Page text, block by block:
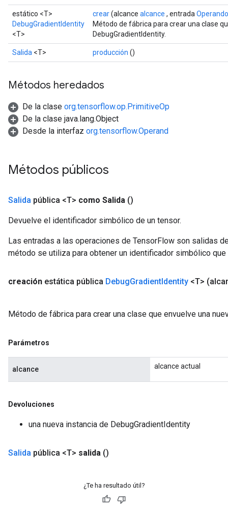
estático <T>
DebugGradientIdentity
<T>
crear(alcance alcance , entrada Operando
Método de fábrica para crear una clase
DebugGradientIdentity.
Salida <T> producción ()
Métodos heredados
De la clase org.tensorflow.op.PrimitiveOp
De la clase java.lang.Object
Desde la interfaz org.tensorflow.Operand
Métodos públicos
Salida pública <T> como Salida ()
Devuelve el identificador simbólico de un tensor.
Las entradas a las operaciones de TensorFlow son salidas
método se utiliza para obtener un identificador simbólico
creación estática pública DebugGradientIdentity <T>
Método de fábrica para crear una clase que envuelve una
Parámetros
alcance alcance actual
Devoluciones
una nueva instancia de DebugGradientIdentity
Salida pública <T> salida ()
¿Te ha resultado útil?